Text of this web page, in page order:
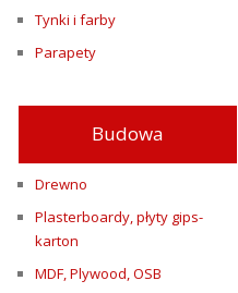
Tynki i farby
Parapety
Budowa
Drewno
Plasterboardy, płyty gips-
karton
MDF, Plywood, OSB